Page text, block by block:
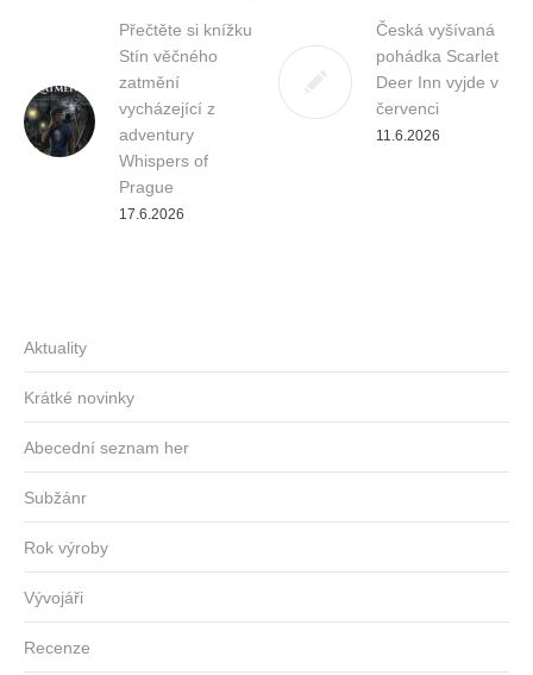
Přečtěte si knížku
Stín věčného
zatmění
vycházející z
adventury
Whispers of
Prague
17.6.2026
Česká vyšívaná
pohádka Scarlet
Deer Inn vyjde v
červenci
11.6.2026
Aktuality
Krátké novinky
Abecední seznam her
Subžánr
Rok výroby
Vývojáři
Recenze